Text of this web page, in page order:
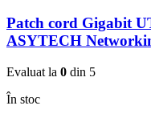
Patch cord Gigabit
ASYTECH
Evaluat la 0 din 5
În stoc